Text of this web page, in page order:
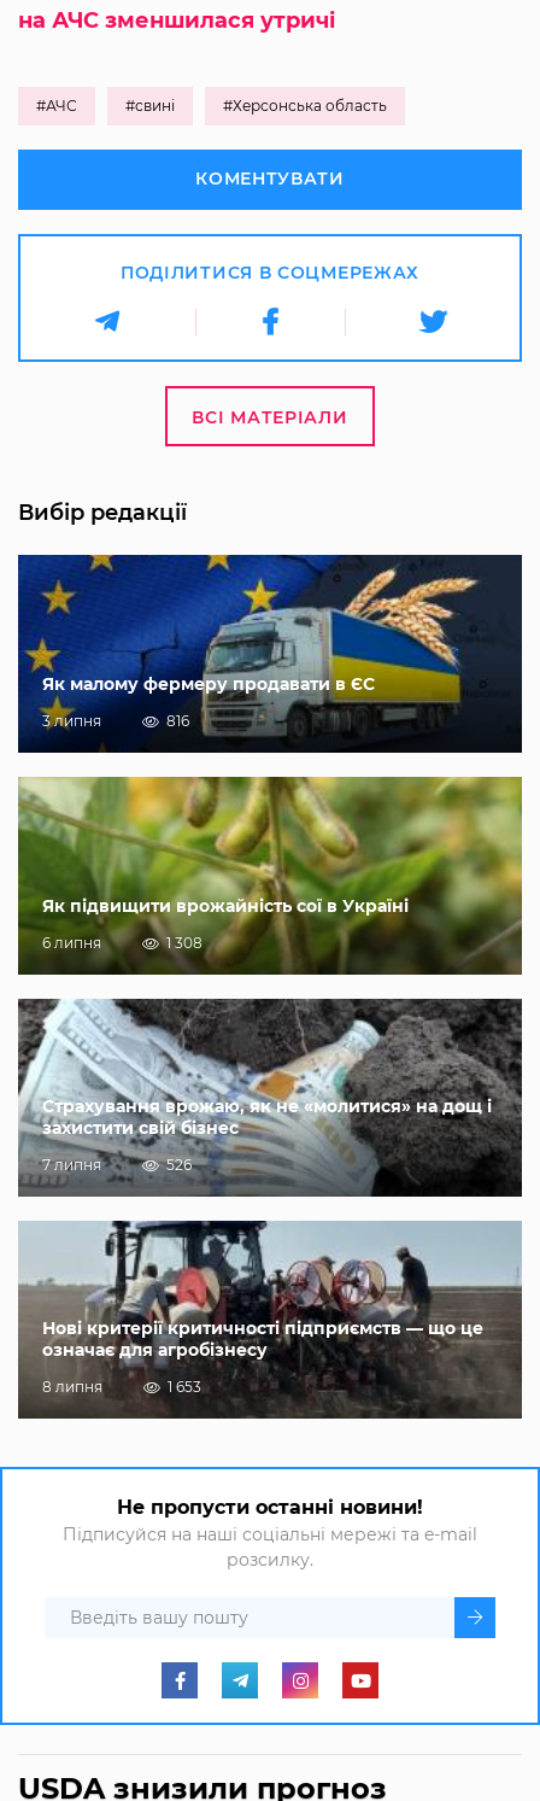
на АЧС зменшилася утричі
#АЧС #свині #Херсонська область
КОМЕНТУВАТИ
ПОДІЛИТИСЯ В СОЦМЕРЕЖАХ
ВСІ МАТЕРІАЛИ
Вибір редакції
Як малому фермеру продавати в ЄС
3 липня 816
Як підвищити врожайність сої в Україні
6 липня 1 308
Страхування врожаю, як не «молитися» на дощ і
захистити свій бізнес
7 липня 526
Нові критерії критичності підприємств — що це
означає для агробізнесу
8 липня 1 653
Не пропусти останні новини!
Підписуйся на наші соціальні мережі та e-mail
розсилку.
USDA знизили прогноз